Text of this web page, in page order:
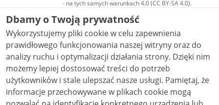
- na tych samych warunkach 4.0 (CC BY-SA 4.0).
Materiały audiowizualne, w tym zdjęcia, materiały
audio i wideo, są udostępniane na licencji typu
Creative Commons: uznanie autorstwa użycie
niekomercyjne - bez utworów zależnych 4.0 (CC BY-
NC-ND 4.0), o ile nie jest to stwierdzone inaczej.
Dbamy o Twoją prywatność
Wykorzystujemy pliki cookie w celu zapewnienia
prawidłowego funkcjonowania naszej witryny oraz do
analizy ruchu i optymalizacji działania strony. Dzięki nim
możemy lepiej dostosować treści do potrzeb
użytkowników i stale ulepszać nasze usługi. Pamiętaj, że
informacje przechowywane w plikach cookie mogą